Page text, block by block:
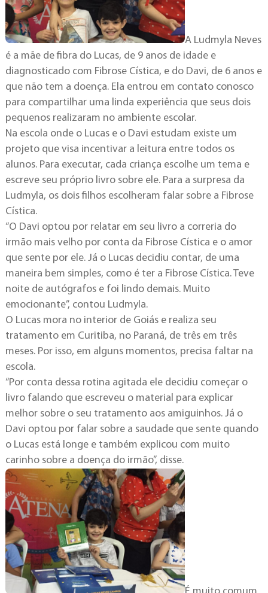
A Ludmyla Neves
é a mãe de fibra do Lucas, de 9 anos de idade e
diagnosticado com Fibrose Cística, e do Davi, de 6 anos e
que não tem a doença. Ela entrou em contato conosco
para compartilhar uma linda experiência que seus dois
pequenos realizaram no ambiente escolar.
Na escola onde o Lucas e o Davi estudam existe um
projeto que visa incentivar a leitura entre todos os
alunos. Para executar, cada criança escolhe um tema e
escreve seu próprio livro sobre ele. Para a surpresa da
Ludmyla, os dois filhos escolheram falar sobre a Fibrose
Cística.
“O Davi optou por relatar em seu livro a correria do
irmão mais velho por conta da Fibrose Cística e o amor
que sente por ele. Já o Lucas decidiu contar, de uma
maneira bem simples, como é ter a Fibrose Cística. Teve
noite de autógrafos e foi lindo demais. Muito
emocionante”, contou Ludmyla.
O Lucas mora no interior de Goiás e realiza seu
tratamento em Curitiba, no Paraná, de três em três
meses. Por isso, em alguns momentos, precisa faltar na
escola.
“Por conta dessa rotina agitada ele decidiu começar o
livro falando que escreveu o material para explicar
melhor sobre o seu tratamento aos amiguinhos. Já o
Davi optou por falar sobre a saudade que sente quando
o Lucas está longe e também explicou com muito
carinho sobre a doença do irmão”, disse.